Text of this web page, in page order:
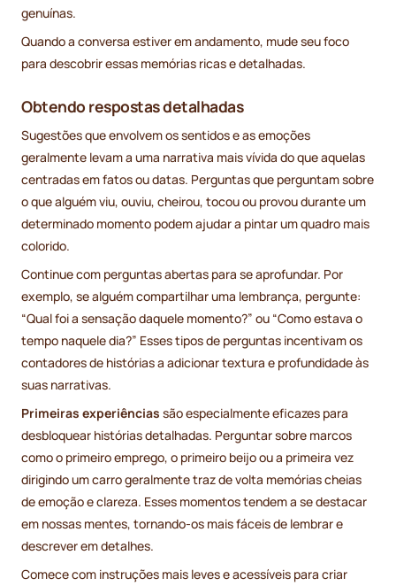
genuínas.
Quando a conversa estiver em andamento, mude seu foco
para descobrir essas memórias ricas e detalhadas.
Obtendo respostas detalhadas
Sugestões que envolvem os sentidos e as emoções
geralmente levam a uma narrativa mais vívida do que aquelas
centradas em fatos ou datas. Perguntas que perguntam sobre
o que alguém viu, ouviu, cheirou, tocou ou provou durante um
determinado momento podem ajudar a pintar um quadro mais
colorido.
Continue com perguntas abertas para se aprofundar. Por
exemplo, se alguém compartilhar uma lembrança, pergunte:
“Qual foi a sensação daquele momento?” ou “Como estava o
tempo naquele dia?” Esses tipos de perguntas incentivam os
contadores de histórias a adicionar textura e profundidade às
suas narrativas.
Primeiras experiências são especialmente eficazes para
desbloquear histórias detalhadas. Perguntar sobre marcos
como o primeiro emprego, o primeiro beijo ou a primeira vez
dirigindo um carro geralmente traz de volta memórias cheias
de emoção e clareza. Esses momentos tendem a se destacar
em nossas mentes, tornando-os mais fáceis de lembrar e
descrever em detalhes.
Comece com instruções mais leves e acessíveis para criar